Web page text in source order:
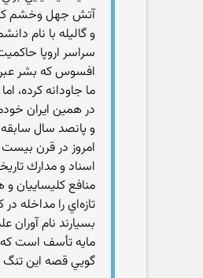
آتش جهل وخشم
و گاليله با نام
سراسر اروپا
افسوس كه بشر
ما جاودانه كرده،
در همين ايران
و پانصد سال سابقه
امروز در قرن بيست
اسناد و مدارك
منافع كليساييان
تازه‌اي را مداخله
بسيارند نام
مايه تأسف است كه
گويي قصه اين تنگ